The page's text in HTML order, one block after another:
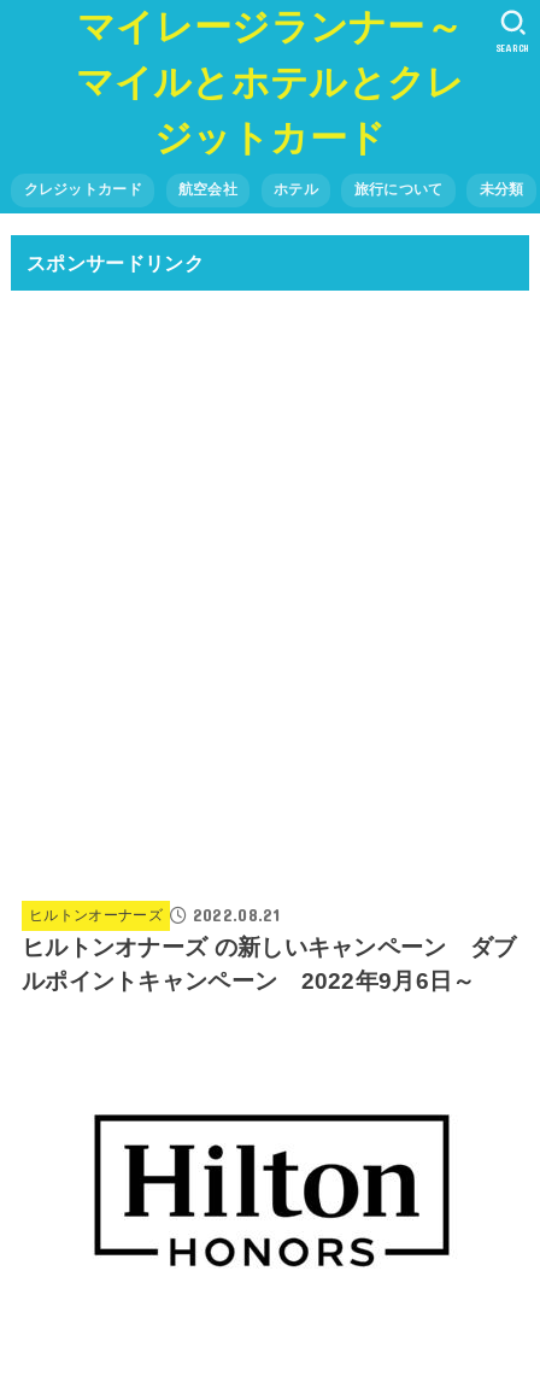
マイレージランナー～
マイルとホテルとクレ
ジットカード
クレジットカード 航空会社 ホテル 旅行について 未分類
SEARCH
スポンサードリンク
ヒルトンオーナーズ 2022.08.21
ヒルトンオナーズ の新しいキャンペーン ダブ
ルポイントキャンペーン 2022年9月6日～